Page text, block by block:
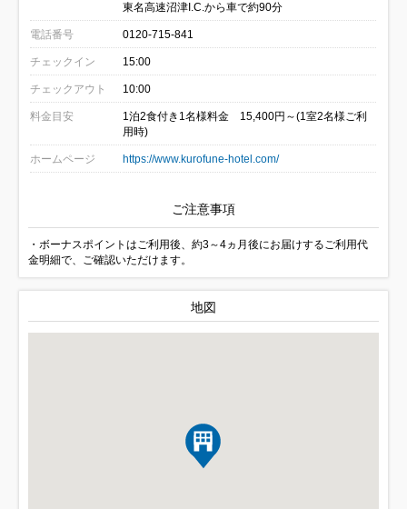
東名高速沼津I.C.から車で約90分
電話番号 0120-715-841
チェックイン 15:00
チェックアウト 10:00
料金目安
1泊2食付き1名様料金 15,400円～(1室2名様ご利
用時)
ホームページ https://www.kurofune-hotel.com/
ご注意事項
・ボーナスポイントはご利用後、約3～4ヵ月後にお届けするご利用代
金明細で、ご確認いただけます。
地図